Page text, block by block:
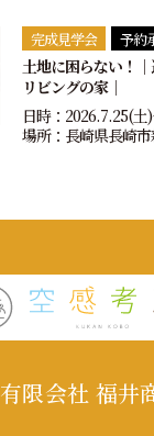
完成見学会 予約
土地に困らない！
リビングの家｜
日時：2026.7.25(土
場所：長崎県長崎
有限会社 福井